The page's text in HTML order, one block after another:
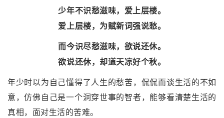
少年不识愁滋味，爱上层楼。
爱上层楼，为赋新词强说愁。
而今识尽愁滋味，欲说还休。
欲说还休，却道天凉好个秋。
年少时以为自己懂得了人生的愁苦，侃侃而谈生活的不如
意，仿佛自己是一个洞穿世事的智者，能够看清楚生活的
真相，面对生活的苦难。